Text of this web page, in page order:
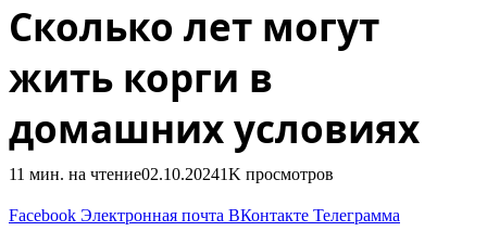
Сколько лет могут
жить корги в
домашних условиях
11 мин. на чтение02.10.20241K просмотров
Facebook Электронная почта ВКонтакте Телеграмма